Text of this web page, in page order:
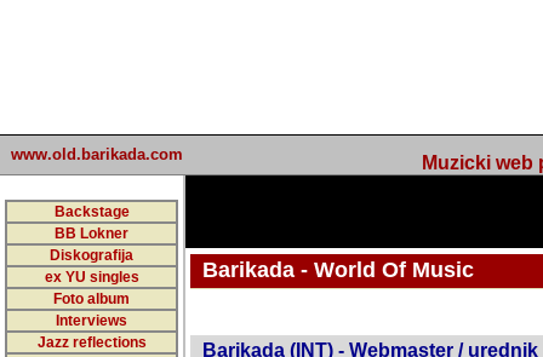
www.old.barikada.com Muzicki web
Backstage
BB Lokner
Diskografija
ex YU singles
Foto album
Interviews
Jazz reflections
Barikada - World Of Music
Barikada (INT) - Webmaster / urednik